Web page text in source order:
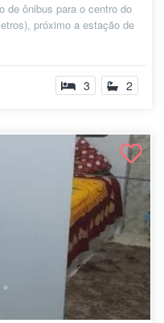
de ônibus para o centro do
próximo a estação de
3 2